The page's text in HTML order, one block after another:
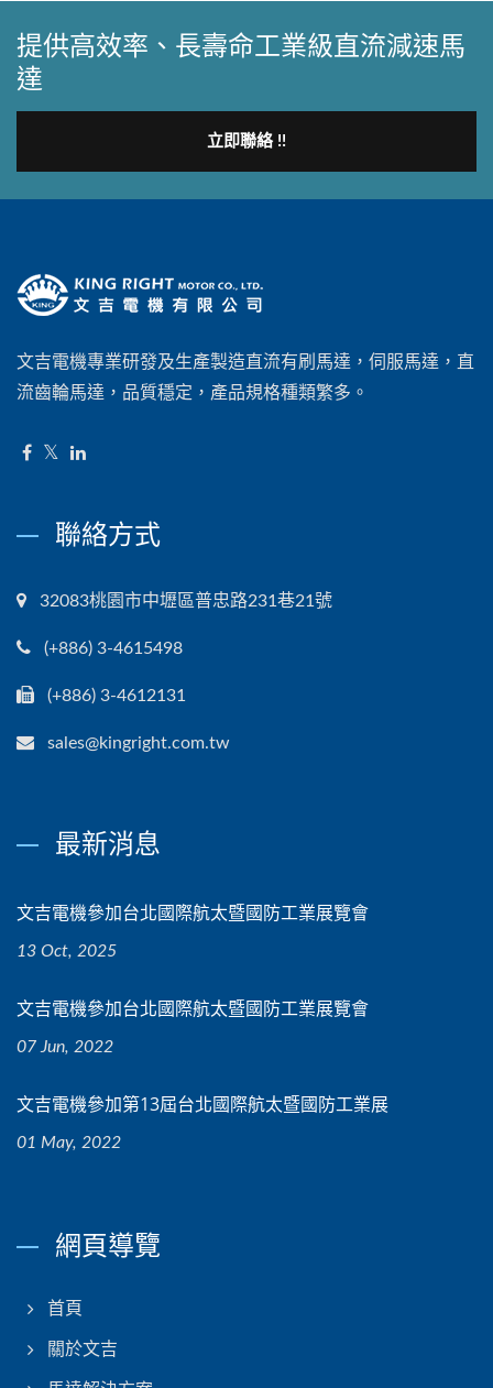
提供高效率、長壽命工業級直流減速馬
達
立即聯絡 !!
文吉電機專業研發及生產製造直流有刷馬達，伺服馬達‎，直
流齒輪馬達，品質穩定，產品規格種類繁多。
聯絡方式
32083桃園市中壢區普忠路231巷21號
(+886) 3-4615498
(+886) 3-4612131
sales@kingright.com.tw
最新消息
文吉電機參加台北國際航太暨國防工業展覽會
13 Oct, 2025
文吉電機參加台北國際航太暨國防工業展覽會
07 Jun, 2022
文吉電機參加第13屆台北國際航太暨國防工業展
01 May, 2022
網頁導覽
首頁
關於文吉